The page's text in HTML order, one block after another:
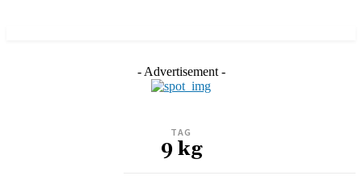
- Advertisement -
TAG
9 kg